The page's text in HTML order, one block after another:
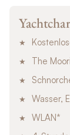
The
Wasser,
WLAN*